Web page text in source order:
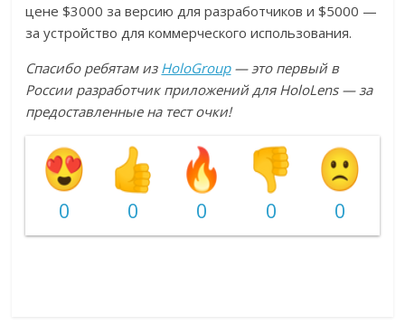
цене $3000 за версию для разработчиков и $5000 —
за устройство для коммерческого использования.
Спасибо ребятам из HoloGroup— это первый в
России разработчик приложений для HoloLens — за
предоставленные на тест очки!
0 0 0 0 0